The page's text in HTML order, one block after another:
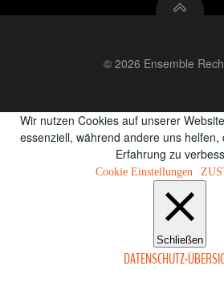
© 2026 Ensemble
Wir nutzen Cookies auf unserer
essenziell, während andere uns
Erfahrung zu
Cookie Einstellungen
Schließen
DATENSCHUTZ-